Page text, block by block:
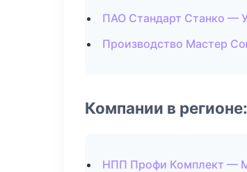
ПАО Стандарт Станко —
Производство Мастер
Компании в
НПП Профи Комплект —